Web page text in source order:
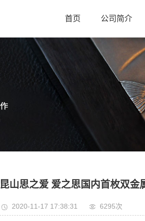
首页 公司简介
昆山思之爱 爱之思国内首枚双金
2020-11-17 17:38:31 6295次